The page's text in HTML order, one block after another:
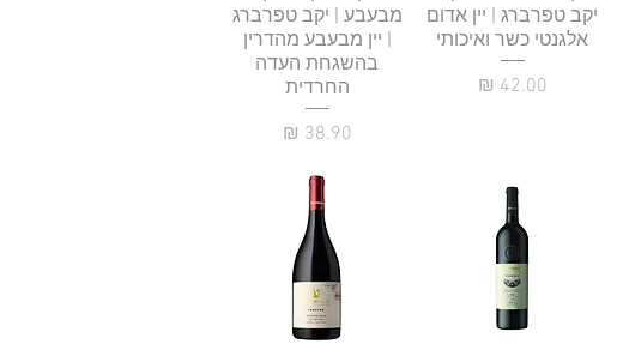
יקב טפרברג | יין אדום
אלגנטי כשר ואיכותי
מחיר
מבעבע | יקב טפרברג
| יין מבעבע מהדרין
בהשגחת העדה
החרדית
מחיר